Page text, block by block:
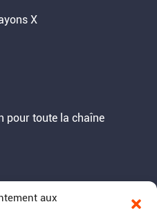
X
pour toute la chaîne
aux